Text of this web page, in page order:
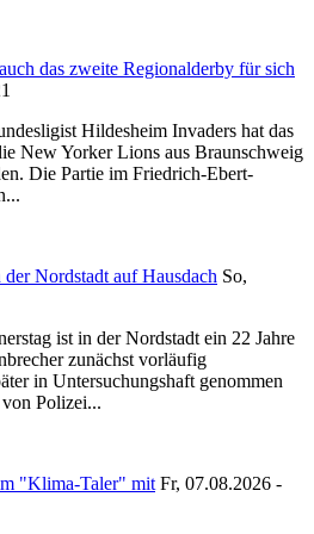
das zweite Regionalderby für sich
Hildesheim Invaders hat das
New Yorker Lions aus Braunschweig
Die Partie im Friedrich-Ebert-
Nordstadt auf Hausdach So,
ist in der Nordstadt ein 22 Jahre
zunächst vorläufig
in Untersuchungshaft genommen
Polizei...
"Klima-Taler" mit Fr, 07.08.2026 -